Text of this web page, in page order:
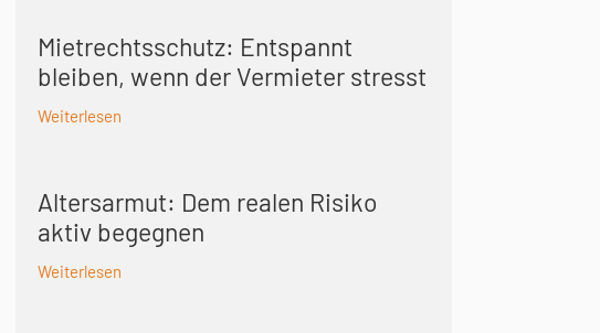
Mietrechtsschutz: Entspannt
bleiben, wenn der Vermieter stresst
Weiterlesen
Altersarmut: Dem realen Risiko
aktiv begegnen
Weiterlesen